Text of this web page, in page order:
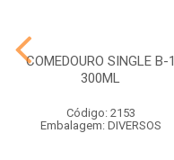
COMEDOURO SINGLE B-1
300ML
Código: 2153
Embalagem: DIVERSOS